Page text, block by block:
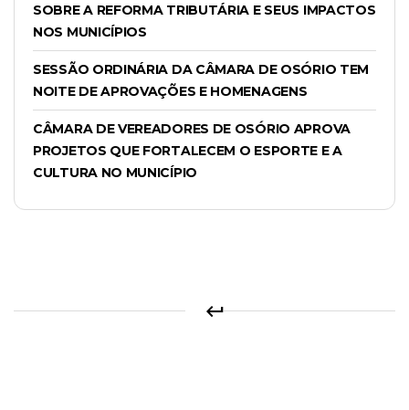
SOBRE A REFORMA TRIBUTÁRIA E SEUS IMPACTOS
NOS MUNICÍPIOS
SESSÃO ORDINÁRIA DA CÂMARA DE OSÓRIO TEM
NOITE DE APROVAÇÕES E HOMENAGENS
CÂMARA DE VEREADORES DE OSÓRIO APROVA
PROJETOS QUE FORTALECEM O ESPORTE E A
CULTURA NO MUNICÍPIO
keyboard_return